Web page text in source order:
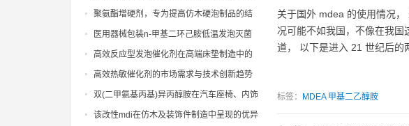
关于国外 mdea 的使用情况
况可能不如我国，不像在我
道， 以下是进入 21 世纪后的
标签： MDEA 甲基二乙醇胺
要贡献
聚氨酯增硬剂，专为提高仿木硬泡制品的结
构强度设计，使其手感更像木材
医用器械包装n-甲基二环己胺低温发泡灭菌
方案
高效反应型发泡催化剂在高端床垫制造中的
应用实践
高效热敏催化剂的市场需求与技术创新趋势
分析
双(二甲氨基丙基)异丙醇胺在汽车座椅、内饰
件和床垫制造中的应用
该改性mdi在仿木及装饰件制造中呈现的优异